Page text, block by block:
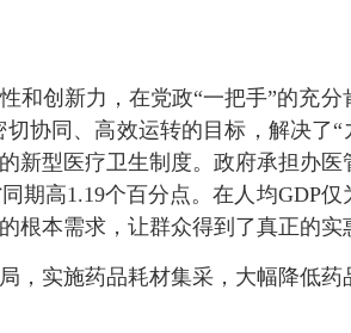
创新力，在党政“一把手”的充分
协同、高效运转的目标，解决了“
新型医疗卫生制度。政府承担办医
期高1.19个百分点。在人均GDP仅
根本需求，让群众得到了真正的实
实施药品耗材集采，大幅降低药